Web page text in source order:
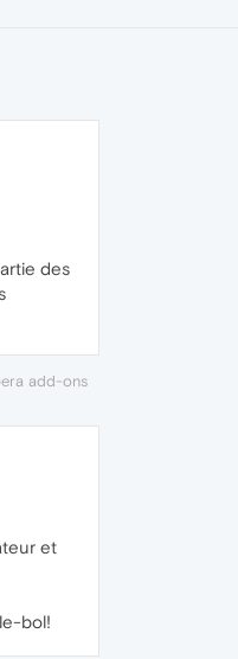
des
add-ons
et
bol!